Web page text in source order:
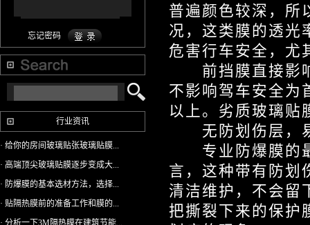
忘记密码
行业资讯
· 给你的房间玻璃贴张玻璃贴膜...
· 高端顶尖玻璃贴膜逐步变成大...
· 防爆膜的基本选材方法，选择...
· 贴隔热膜前的准备工作和膜的...
· 分析一下3M隔热膜在建筑节能...
普遍颜色较深，所
况，这类膜的透光
危害行车安全，尤
前挡膜直接影响
不影响驾车安全为
以上。劣质玻璃贴
无防划伤层，
专业防爆膜的最
言，这种带有防划
清洁维护，不会留
把撕裂下来的保护